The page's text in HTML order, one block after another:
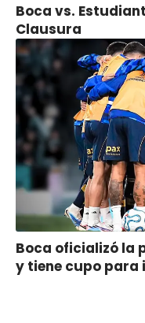
Boca vs.
Clausura
Boca oficializó la
y tiene cupo para